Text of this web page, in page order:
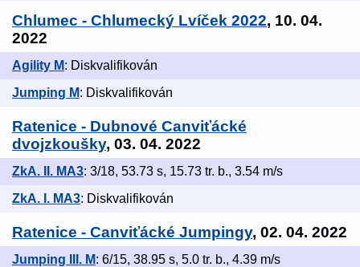
Chlumec - Chlumecký Lvíček 2022, 10. 04.
2022
Agility M: Diskvalifikován
Jumping M: Diskvalifikován
Ratenice - Dubnové Canviťácké
dvojzkoušky, 03. 04. 2022
ZkA. II. MA3: 3/18, 53.73 s, 15.73 tr. b., 3.54 m/s
ZkA. I. MA3: Diskvalifikován
Ratenice - Canviťácké Jumpingy, 02. 04. 2022
Jumping III. M: 6/15, 38.95 s, 5.0 tr. b., 4.39 m/s